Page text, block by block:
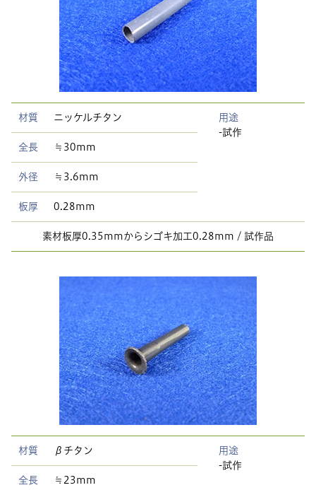
材質 ニッケルチタン
全長 ≒30mm
外径 ≒3.6mm
板厚 0.28mm
用途
-試作
素材板厚0.35mmからシゴキ加工0.28mm / 試作品
材質 βチタン
全長 ≒23mm
用途
-試作